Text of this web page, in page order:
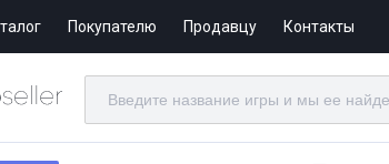
Покупателю Продавцу Контакты